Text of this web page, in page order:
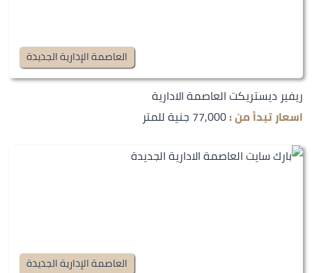
العاصمة الإدارية الجديدة
ريفير ديستريكت العاصمة الادارية
اسعار تبدأ من :77,000 جنية للمتر
العاصمة الإدارية الجديدة